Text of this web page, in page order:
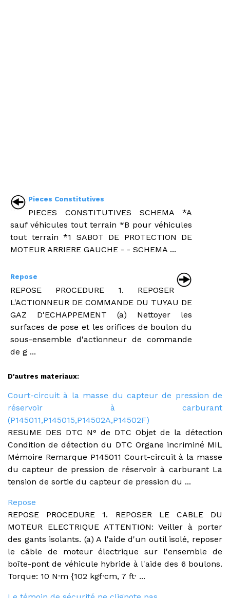
Pieces Constitutives
PIECES CONSTITUTIVES SCHEMA *A
sauf véhicules tout terrain *B pour véhicules
tout terrain *1 SABOT DE PROTECTION DE
MOTEUR ARRIERE GAUCHE - - SCHEMA ...
Repose
REPOSE PROCEDURE 1. REPOSER
L'ACTIONNEUR DE COMMANDE DU TUYAU DE
GAZ D'ECHAPPEMENT (a) Nettoyer les
surfaces de pose et les orifices de boulon du
sous-ensemble d'actionneur de commande
de g ...
D'autres materiaux:
Court-circuit à la masse du capteur de pression de
réservoir à carburant
(P145011,P145015,P14502A,P14502F)
RESUME DES DTC N° de DTC Objet de la détection
Condition de détection du DTC Organe incriminé MIL
Mémoire Remarque P145011 Court-circuit à la masse
du capteur de pression de réservoir à carburant La
tension de sortie du capteur de pression du ...
Repose
REPOSE PROCEDURE 1. REPOSER LE CABLE DU
MOTEUR ELECTRIQUE ATTENTION: Veiller à porter
des gants isolants. (a) A l'aide d'un outil isolé, reposer
le câble de moteur électrique sur l'ensemble de
boîte-pont de véhicule hybride à l'aide des 6 boulons.
Torque: 10 N·m {102 kgf·cm, 7 ft· ...